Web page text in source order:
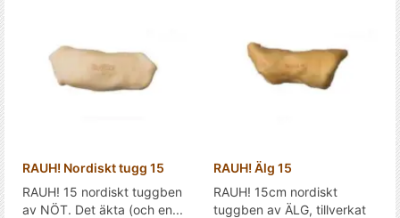
RAUH! Nordiskt tugg 15
RAUH! 15 nordiskt tuggben
av NÖT. Det äkta (och en...
RAUH! Älg 15
RAUH! 15cm nordiskt
tuggben av ÄLG, tillverkat